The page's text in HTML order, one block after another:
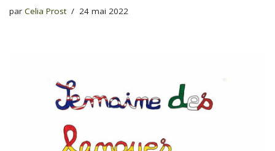
par Celia Prost 24 mai 2022